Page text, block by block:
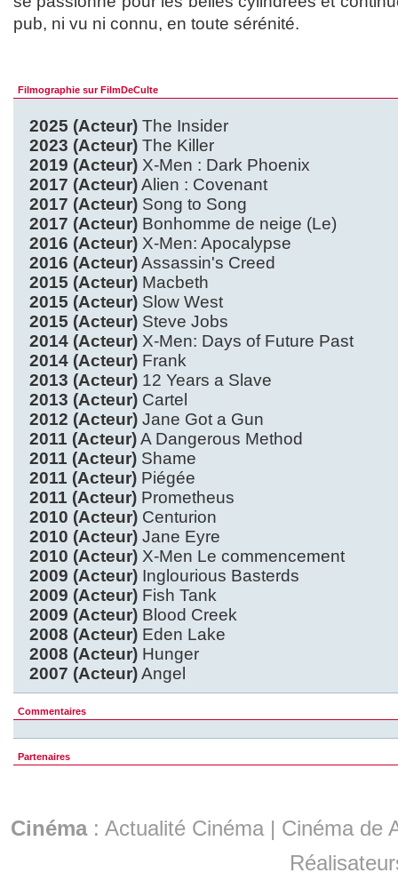
pub, ni vu ni connu, en toute sérénité.
Filmographie sur FilmDeCulte
2025 (Acteur) The Insider
2023 (Acteur) The Killer
2019 (Acteur) X-Men : Dark Phoenix
2017 (Acteur)Alien : Covenant
2017 (Acteur) Song to Song
2017 (Acteur) Bonhomme de neige (Le)
2016 (Acteur) X-Men: Apocalypse
2016 (Acteur)Assassin's Creed
2015 (Acteur) Macbeth
2015 (Acteur) Slow West
2015 (Acteur) Steve Jobs
2014 (Acteur) X-Men: Days of Future Past
2014 (Acteur) Frank
2013 (Acteur) 12 Years a Slave
2013 (Acteur) Cartel
2012 (Acteur) Jane Got a Gun
2011 (Acteur)A Dangerous Method
2011 (Acteur) Shame
2011 (Acteur) Piégée
2011 (Acteur) Prometheus
2010 (Acteur) Centurion
2010 (Acteur) Jane Eyre
2010 (Acteur) X-Men Le commencement
2009 (Acteur) Inglourious Basterds
2009 (Acteur) Fish Tank
2009 (Acteur) Blood Creek
2008 (Acteur) Eden Lake
2008 (Acteur) Hunger
2007 (Acteur)Angel
Commentaires
Partenaires
Cinéma: Actualité Cinéma | Cinéma de